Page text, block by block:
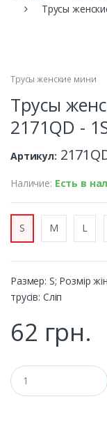
Трусы
Трусы женские мини
Трусы
2171QD -
Артикул:
Наличие: Есть в
S M L
Размер: S; Розмір
трусів: Сліп
62 грн.